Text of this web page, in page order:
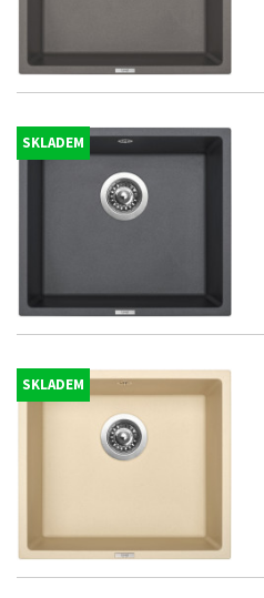
SKLADEM
SKLADEM